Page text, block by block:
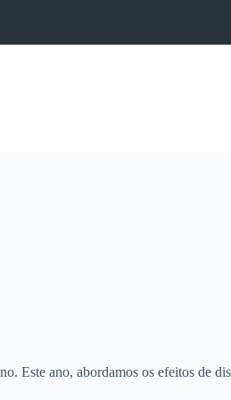
Este ano, abordamos os efeitos de